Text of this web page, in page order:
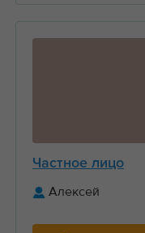
Частное лицо
Алексей